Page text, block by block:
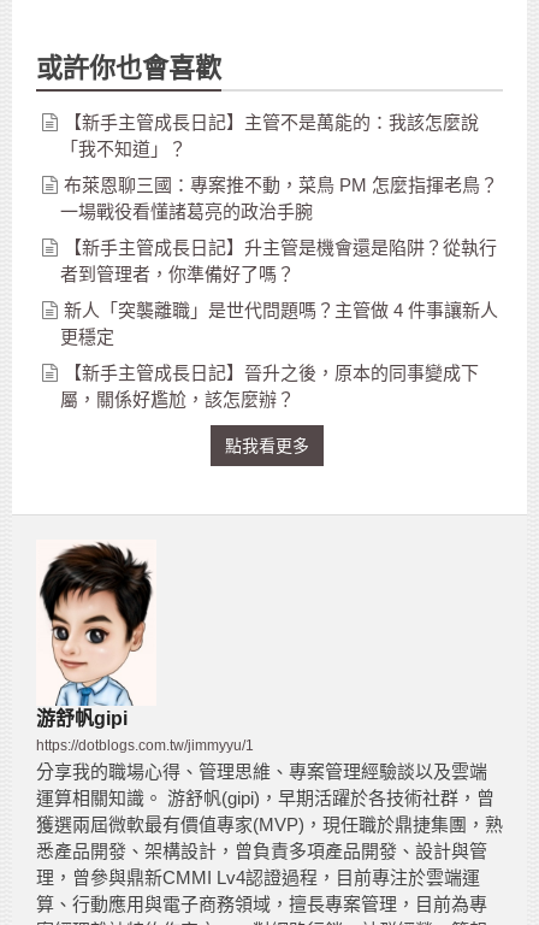
或許你也會喜歡
【新手主管成長日記】主管不是萬能的：我該怎麼說
「我不知道」？
布萊恩聊三國：專案推不動，菜鳥 PM 怎麼指揮老鳥？
一場戰役看懂諸葛亮的政治手腕
【新手主管成長日記】升主管是機會還是陷阱？從執行
者到管理者，你準備好了嗎？
新人「突襲離職」是世代問題嗎？主管做 4 件事讓新人
更穩定
【新手主管成長日記】晉升之後，原本的同事變成下
屬，關係好尷尬，該怎麼辦？
點我看更多
游舒帆gipi
https://dotblogs.com.tw/jimmyyu/1
分享我的職場心得、管理思維、專案管理經驗談以及雲端
運算相關知識。 游舒帆(gipi)，早期活躍於各技術社群，曾
獲選兩屆微軟最有價值專家(MVP)，現任職於鼎捷集團，熟
悉產品開發、架構設計，曾負責多項產品開發、設計與管
理，曾參與鼎新CMMI Lv4認證過程，目前專注於雲端運
算、行動應用與電子商務領域，擅長專案管理，目前為專